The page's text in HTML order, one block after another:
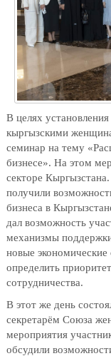
В целях
кыргызскими
семинар на тему
бизнесе». На этом
секторе
получили
бизнеса в
дал возможность
механизмы
новые
определить
сотрудничества.
В этот же день
секретарём Союза
мероприятия
обсудили